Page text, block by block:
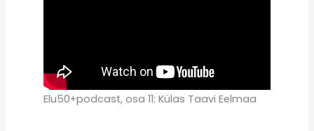
Elu50+podcast, osa 11: Külas Taavi Eelmaa